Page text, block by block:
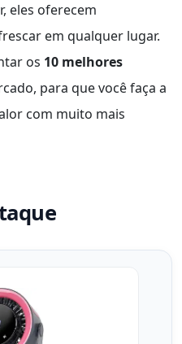
eles oferecem
em qualquer lugar.
os 10 melhores
para que você faça a
com muito mais